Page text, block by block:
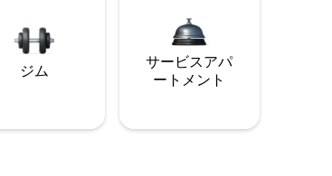
ジム
サービスアパ
ートメント